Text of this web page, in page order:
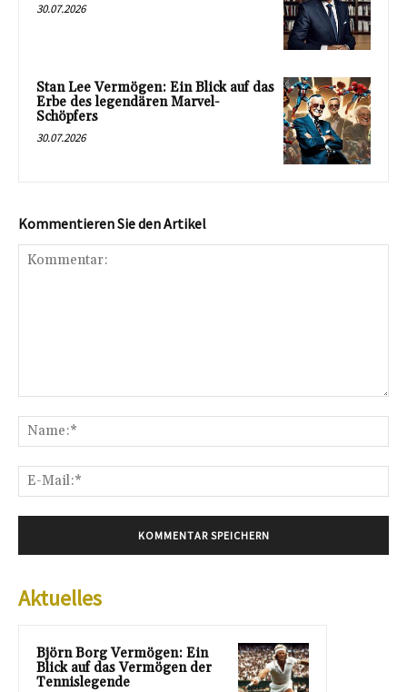
30.07.2026
Stan Lee Vermögen: Ein Blick auf das
Erbe des legendären Marvel-
Schöpfers
30.07.2026
Kommentieren Sie den Artikel
Aktuelles
Björn Borg Vermögen: Ein
Blick auf das Vermögen der
Tennislegende